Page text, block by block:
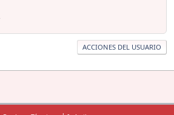
ACCIONES DEL USUARIO